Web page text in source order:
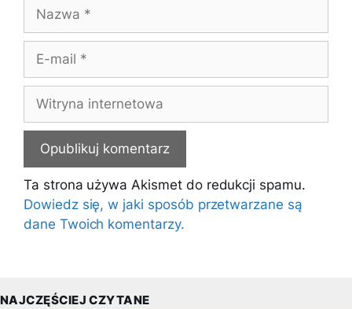
mail
internetowa
Ta strona używa Akismet do redukcji spamu.
Dowiedz się, w jaki sposób przetwarzane są
dane Twoich komentarzy.
NAJCZĘŚCIEJ CZYTANE